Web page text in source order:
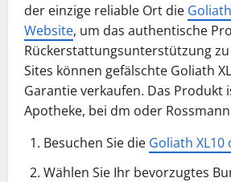
der einzige reliable Ort die
Website, um das authentische
Rückerstattungsunterstützung
Sites können gefälschte Goliath
Garantie verkaufen. Das Produkt
Apotheke, bei dm oder
Besuchen Sie die Goliath
Wählen Sie Ihr bevorzugtes